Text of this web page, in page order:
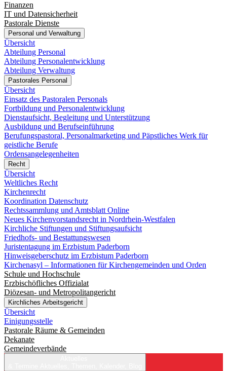
Finanzen
IT und Datensicherheit
Pastorale Dienste
Personal und Verwaltung
Übersicht
Abteilung Personal
Abteilung Personalentwicklung
Abteilung Verwaltung
Pastorales Personal
Übersicht
Einsatz des Pastoralen Personals
Fortbildung und Personalentwicklung
Dienstaufsicht, Begleitung und Unterstützung
Ausbildung und Berufseinführung
Berufungspastoral, Personalmarketing und Päpstliches Werk für
geistliche Berufe
Ordensangelegenheiten
Recht
Übersicht
Weltliches Recht
Kirchenrecht
Koordination Datenschutz
Rechtssammlung und Amtsblatt Online
Neues Kirchenvorstandsrecht in Nordrhein-Westfalen
Kirchliche Stiftungen und Stiftungsaufsicht
Friedhofs- und Bestattungswesen
Juristentagung im Erzbistum Paderborn
Hinweisgeberschutz im Erzbistum Paderborn
Kirchenasyl – Informationen für Kirchengemeinden und Orden
Schule und Hochschule
Erzbischöfliches Offizialat
Diözesan- und Metropolitangericht
Kirchliches Arbeitsgericht
Übersicht
Einigungsstelle
Pastorale Räume & Gemeinden
Dekanate
Gemeindeverbände